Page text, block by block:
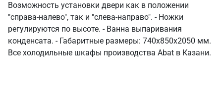
Возможность установки двери как в положении
"справа-налево", так и "слева-направо". - Ножки
регулируются по высоте. - Ванна выпаривания
конденсата. - Габаритные размеры: 740x850x2050 мм.
Все холодильные шкафы производства Abat в Казани.